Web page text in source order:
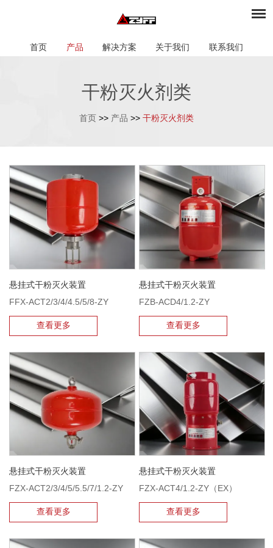
首页 产品 解决方案 关于我们 联系我们
干粉灭火剂类
首页 >> 产品 >> 干粉灭火剂类
悬挂式干粉灭火装置
FFX-ACT2/3/4/4.5/5/8-ZY
查看更多
悬挂式干粉灭火装置
FZB-ACD4/1.2-ZY
查看更多
悬挂式干粉灭火装置
FZX-ACT2/3/4/5/5.5/7/1.2-ZY
查看更多
悬挂式干粉灭火装置
FZX-ACT4/1.2-ZY（EX）
查看更多